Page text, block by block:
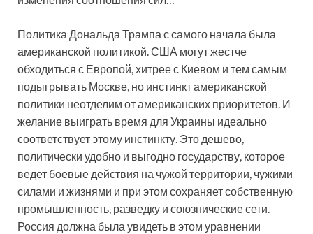
Политика Дональда Трампа с самого начала была
американской политикой. США могут жестче
обходиться с Европой, хитрее с Киевом и тем самым
подыгрывать Москве, но инстинкт американской
политики неотделим от американских приоритетов. И
желание выиграть время для Украины идеально
соответствует этому инстинкту. Это дешево,
политически удобно и выгодно государству, которое
ведет боевые действия на чужой территории, чужими
силами и жизнями и при этом сохраняет собственную
промышленность, разведку и союзнические сети.
Россия должна была увидеть в этом уравнении